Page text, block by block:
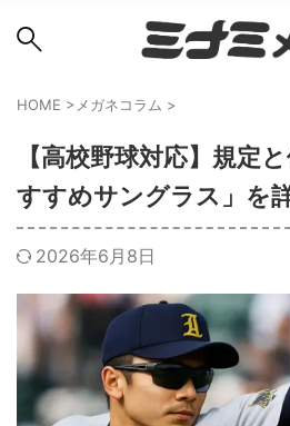
HOME > メガネコラム >
【高校野球対応】規定
すすめサングラス」を
2026年6月8日